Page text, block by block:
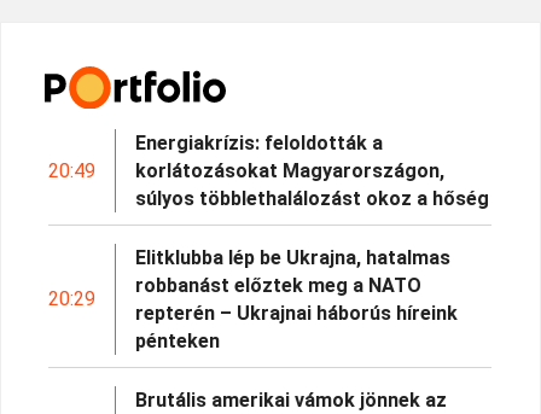
20:49
Energiakrízis: feloldották a
korlátozásokat Magyarországon,
súlyos többlethalálozást okoz a hőség
20:29
Elitklubba lép be Ukrajna, hatalmas
robbanást előztek meg a NATO
repterén – Ukrajnai háborús híreink
pénteken
Brutális amerikai vámok jönnek az